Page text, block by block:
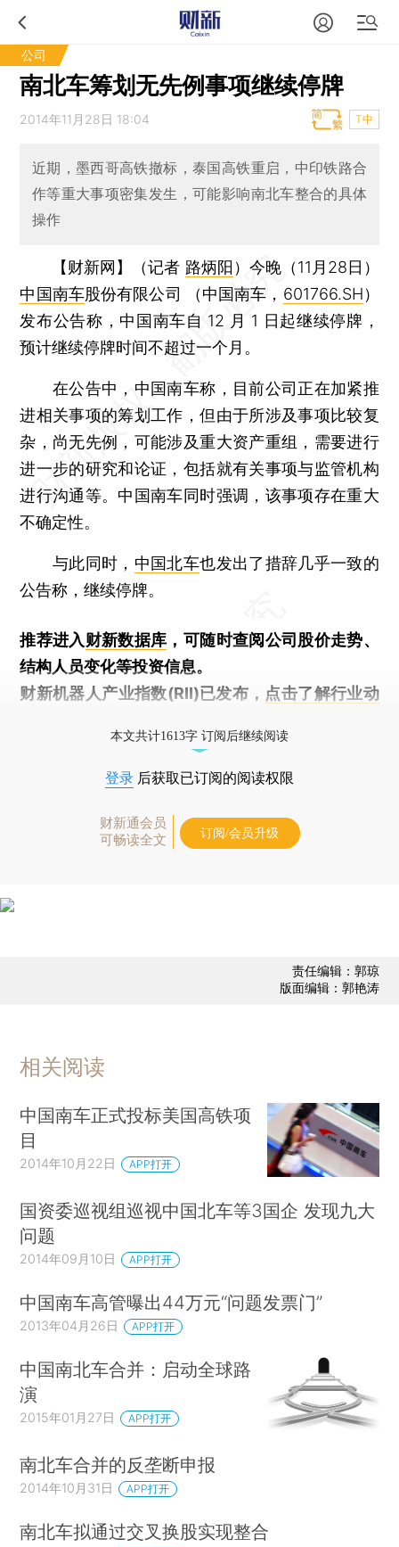
公司
南北车筹划无先例事项继续停牌
2014年11月28日 18:04 T中
近期，墨西哥高铁撤标，泰国高铁重启，中印铁路合
作等重大事项密集发生，可能影响南北车整合的具体
操作
【财新网】（记者 路炳阳 ） 今晚（11月28日）
中国南车股份有限公司 （中国南车， 601766.SH）
发布公告称，中国南车自 12 月 1 日起继续停牌，
预计继续停牌时间不超过一个月。
在公告中，中国南车称，目前公司正在加紧推
进相关事项的筹划工作，但由于所涉及事项比较复
杂，尚无先例，可能涉及重大资产重组，需要进行
进一步的研究和论证，包括就有关事项与监管机构
进行沟通等。中国南车同时强调，该事项存在重大
不确定性。
与此同时， 中国北车也发出了措辞几乎一致的
公告称，继续停牌。
推荐进入财新数据库 ，可随时查阅公司股价走势、
结构人员变化等投资信息。
财新机器人产业指数(RII)已发布， 点击了解行业动
本文共计1613字 订阅后继续阅读
登录 后获取已订阅的阅读权限
财新通会员
可畅读全文
订阅/会员升级
责任编辑：郭琼
版面编辑：郭艳涛
相关阅读
中国南车正式投标美国高铁项
目
2014年10月22日 APP打开
国资委巡视组巡视中国北车等3国企 发现九大
问题
2014年09月10日 APP打开
中国南车高管曝出44万元“问题发票门”
2013年04月26日 APP打开
中国南北车合并：启动全球路
演
2015年01月27日 APP打开
南北车合并的反垄断申报
2014年10月31日 APP打开
南北车拟通过交叉换股实现整合